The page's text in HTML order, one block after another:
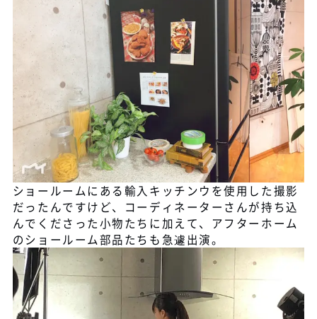
ショールームにある輸入キッチンウを使用した撮影
だったんですけど、コーディネーターさんが持ち込
んでくださった小物たちに加えて、アフターホーム
のショールーム部品たちも急遽出演。